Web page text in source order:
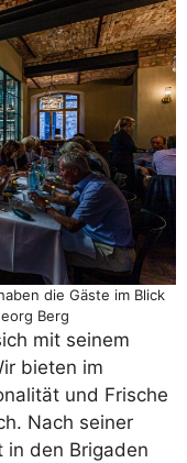
die Gäste im Blick
Berg
mit seinem
bieten im
und Frische
Nach seiner
den Brigaden